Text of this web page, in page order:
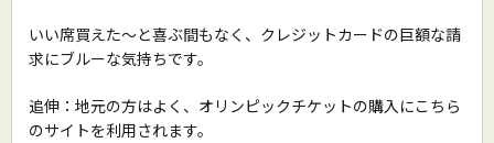
いい席買えた〜と喜ぶ間もなく、クレジットカードの巨額な請
求にブルーな気持ちです。
追伸：地元の方はよく、オリンピックチケットの購入にこちら
のサイトを利用されます。